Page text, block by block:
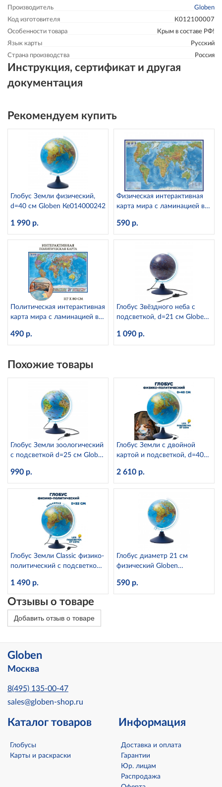
Производитель
Globen
Код изготовителя
К012100007
Особенности товара
Крым в составе РФ!
Язык карты
Русский
Страна производства
Россия
Инструкция, сертификат и другая
документация
Рекомендуем купить
Глобус Земли физический,
d=40 см Globen Ке014000242
1 990 р.
Физическая интерактивная
карта мира с ламинацией в
590 р.
Политическая интерактивная
карта мира с ламинацией в
490 р.
Глобус Звёздного неба с
подсветкой, d=21 см Globen
1 090 р.
Похожие товары
Глобус Земли зоологический
с подсветкой d=25 см Globen
990 р.
Глобус Земли с двойной
картой и подсветкой, d=40
2 610 р.
Глобус Земли Classic физико-
политический с подсветкой
Ке013200233 Globen
1 490 р.
Глобус диаметр 21 см
физический Globen
590 р.
Отзывы о товаре
Добавить отзыв о товаре
Globen
Москва
8(495) 135-00-47
sales@globen-shop.ru
Каталог товаров
Глобусы
Карты и раскраски
Информация
Доставка и оплата
Гарантии
Юр. лицам
Распродажа